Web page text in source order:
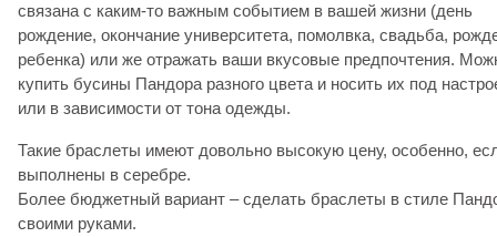
связана с каким-то важным событием в вашей жизни (день
рождение, окончание университета, помолвка, свадьба,
ребенка) или же отражать ваши вкусовые предпочтения.
купить бусины Пандора разного цвета и носить их под
или в зависимости от тона одежды.
Такие браслеты имеют довольно высокую цену, особенно,
выполнены в серебре.
Более бюджетный вариант – сделать браслеты в стиле
своими руками.